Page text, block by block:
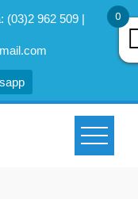
(03)2 962 509 | 0